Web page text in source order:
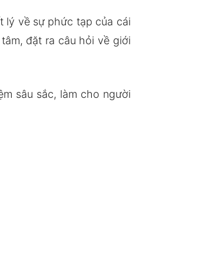
lý về sự phức tạp của cái
đặt ra câu hỏi về giới
sâu sắc, làm cho người